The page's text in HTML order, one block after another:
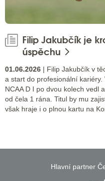
Filip Jakubčík je
úspěchu
01.06.2026 | Filip Jakubčík v
a start do profesionální
NCAA D I po dvou kolech vedl
od čela 1 rána. Titul by mu
však hraje i o plnou kartu na
Hlavní partner